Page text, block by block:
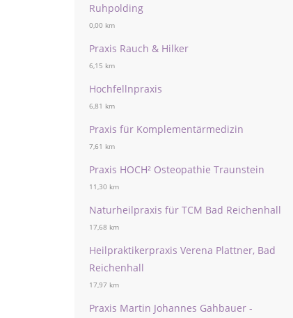
Ruhpolding
0,00 km
Praxis Rauch & Hilker
6,15 km
Hochfellnpraxis
6,81 km
Praxis für Komplementärmedizin
7,61 km
Praxis HOCH² Osteopathie Traunstein
11,30 km
Naturheilpraxis für TCM Bad Reichenhall
17,68 km
Heilpraktikerpraxis Verena Plattner, Bad
Reichenhall
17,97 km
Praxis Martin Johannes Gahbauer -